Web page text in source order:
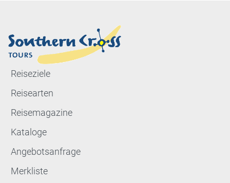
Reiseziele
Reisearten
Reisemagazine
Kataloge
Angebotsanfrage
Merkliste